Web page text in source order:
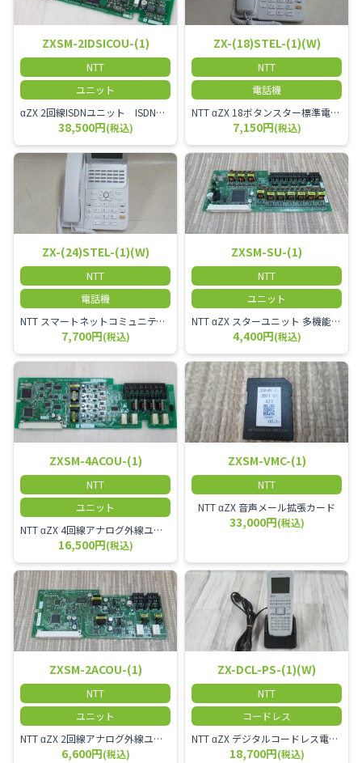
ZXSM-2IDSICOU-(1)
NTT
ユニット
αZX 2回線ISDNユニット ISDN回線を2本収容可能です。
38,500円(税込)
ZX-(18)STEL-(1)(W)
NTT
電話機
NTT αZX 18ボタンスター標準電話機(白)
7,150円(税込)
ZX-(24)STEL-(1)(W)
NTT
電話機
NTT スマートネットコミュニティαZX 24ボタンスター標準電話機
7,700円(税込)
ZXSM-SU-(1)
NTT
ユニット
NTT αZX スターユニット 多機能電話機ユニット
4,400円(税込)
ZXSM-4ACOU-(1)
NTT
ユニット
NTT αZX 4回線アナログ外線ユニット アナログ4ch収容ユニット
16,500円(税込)
ZXSM-VMC-(1)
NTT
NTT αZX 音声メール拡張カード
33,000円(税込)
ZXSM-2ACOU-(1)
NTT
ユニット
NTT αZX 2回線アナログ外線ユニット
6,600円(税込)
ZX-DCL-PS-(1)(W)
NTT
コードレス
NTT αZX デジタルコードレス電話機 対応主装置及びアンテナを使用してご利用いただけます。 特に工場や倉庫等、オフィスから離れたところで作業をされている方に適しています。
18,700円(税込)